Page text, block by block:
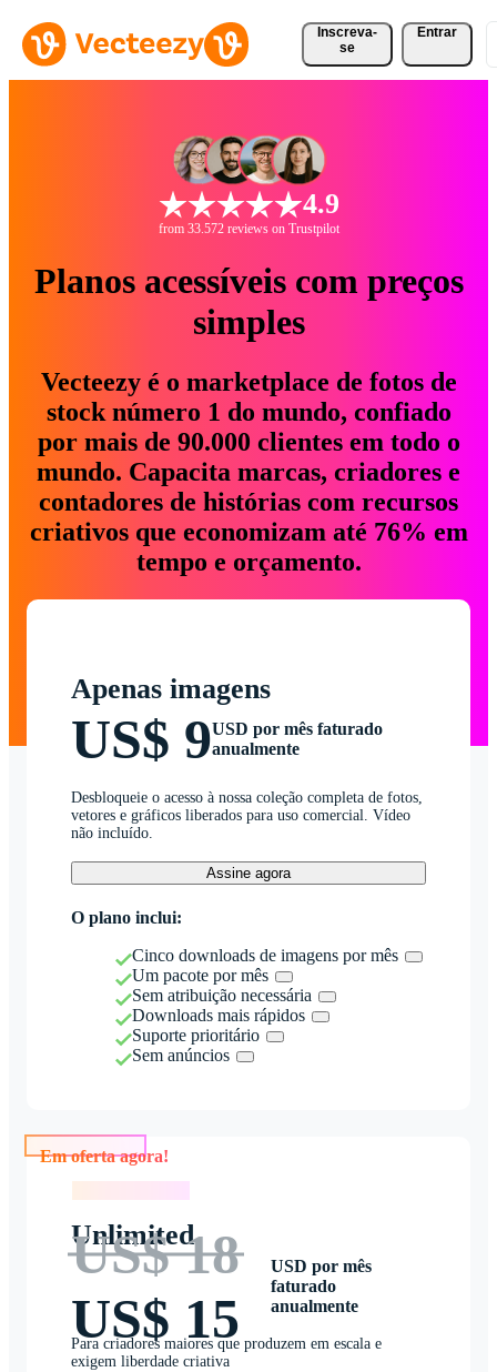
Inscreva-
se
Entrar
4.9
from 33.572 reviews on Trustpilot
Planos acessíveis com preços
simples
Vecteezy é o marketplace de fotos de
stock número 1 do mundo, confiado
por mais de 90.000 clientes em todo o
mundo. Capacita marcas, criadores e
contadores de histórias com recursos
criativos que economizam até 76% em
tempo e orçamento.
Apenas imagens
US$ 9USD por mês faturado
anualmente
Desbloqueie o acesso à nossa coleção completa de fotos,
vetores e gráficos liberados para uso comercial. Vídeo
não incluído.
Assine agora
O plano inclui:
Cinco downloads de imagens por mês
Um pacote por mês
Sem atribuição necessária
Downloads mais rápidos
Suporte prioritário
Sem anúncios
Unlimited
US$ 18
US$ 15
USD por mês
faturado
anualmente
Para criadores maiores que produzem em escala e
exigem liberdade criativa